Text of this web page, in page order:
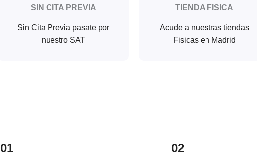
SIN CITA PREVIA
Sin Cita Previa pasate por
nuestro SAT
TIENDA FISICA
Acude a nuestras tiendas
Fisicas en Madrid
01
02